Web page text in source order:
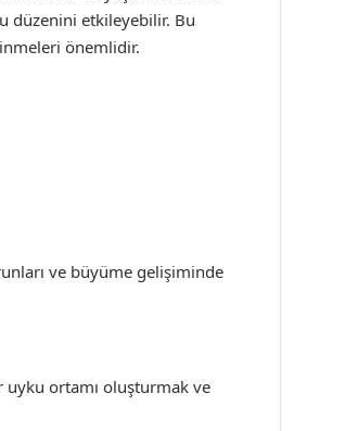
düzenini etkileyebilir. Bu
önemlidir.
ve büyüme gelişiminde
uyku ortamı oluşturmak ve